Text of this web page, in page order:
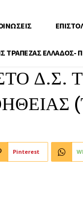
ΕΛΛΑΔΟΣ-
Δ.Σ.
Pinterest